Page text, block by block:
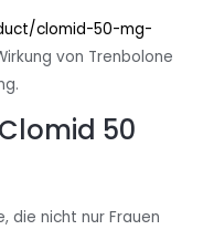
clomid-50-mg-
von Trenbolone
50
die nicht nur Frauen